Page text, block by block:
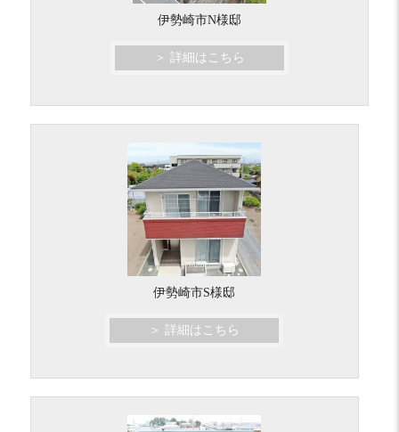
伊勢崎市N様邸
＞ 詳細はこちら
伊勢崎市S様邸
＞ 詳細はこちら